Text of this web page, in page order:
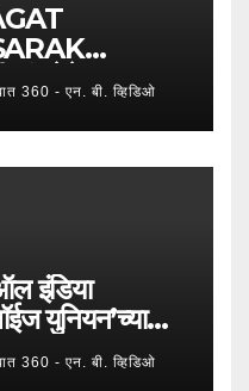
संस्थेचे मुख्य
अत्याधुनिक मूट
360 - एन. बी. व्हिडिओ
इंडिया
युनियन’च्या
360 - एन. बी. व्हिडिओ